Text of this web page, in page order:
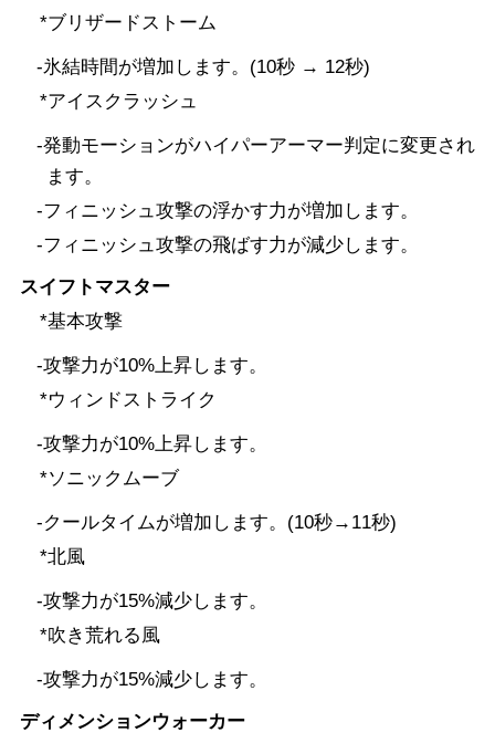
*ブリザードストーム
-氷結時間が増加します。(10秒 → 12秒)
*アイスクラッシュ
-発動モーションがハイパーアーマー判定に変更され
ます。
-フィニッシュ攻撃の浮かす力が増加します。
-フィニッシュ攻撃の飛ばす力が減少します。
スイフトマスター
*基本攻撃
-攻撃力が10%上昇します。
*ウィンドストライク
-攻撃力が10%上昇します。
*ソニックムーブ
-クールタイムが増加します。(10秒→11秒)
*北風
-攻撃力が15%減少します。
*吹き荒れる風
-攻撃力が15%減少します。
ディメンションウォーカー